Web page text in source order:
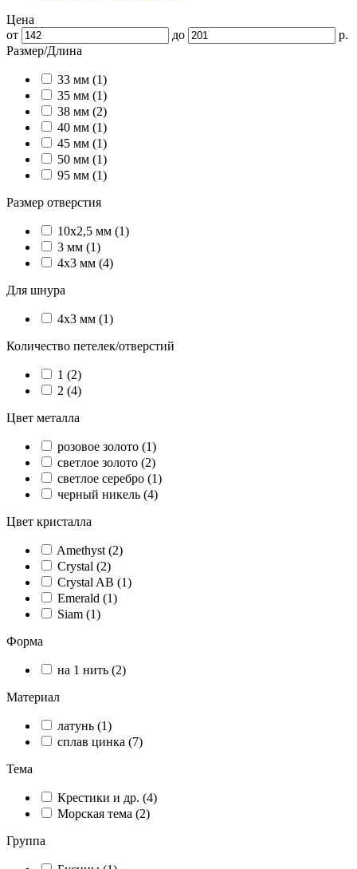
Цена
от
до
р.
Размер/Длина
33 мм (1)
35 мм (1)
38 мм (2)
40 мм (1)
45 мм (1)
50 мм (1)
95 мм (1)
Размер отверстия
10х2,5 мм (1)
3 мм (1)
4х3 мм (4)
Для шнура
4х3 мм (1)
Количество петелек/отверстий
1 (2)
2 (4)
Цвет металла
розовое золото (1)
светлое золото (2)
светлое серебро (1)
черный никель (4)
Цвет кристалла
Amethyst (2)
Crystal (2)
Crystal AB (1)
Emerald (1)
Siam (1)
Форма
на 1 нить (2)
Материал
латунь (1)
сплав цинка (7)
Тема
Крестики и др. (4)
Морская тема (2)
Группа